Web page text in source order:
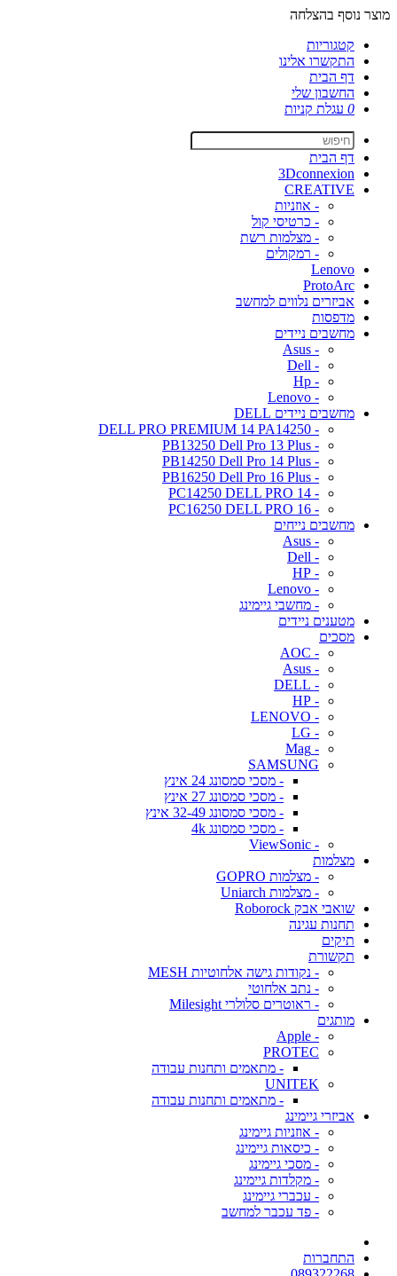
מוצר נוסף בהצלחה
קטגוריות
התקשרו אלינו
דף הבית
החשבון שלי
0 עגלת קניות
דף הבית
3Dconnexion
CREATIVE
- אוזניות
- כרטיסי קול
- מצלמות רשת
- רמקולים
Lenovo
ProtoArc
אביזרים נלווים למחשב
מדפסות
מחשבים ניידים
- Asus
- Dell
- Hp
- Lenovo
מחשבים ניידים DELL
- DELL PRO PREMIUM 14 PA14250
- PB13250 Dell Pro 13 Plus
- PB14250 Dell Pro 14 Plus
- PB16250 Dell Pro 16 Plus
- PC14250 DELL PRO 14
- PC16250 DELL PRO 16
מחשבים נייחים
- Asus
- Dell
- HP
- Lenovo
- מחשבי גיימינג
מטענים ניידים
מסכים
- AOC
- Asus
- DELL
- HP
- LENOVO
- LG
- Mag
SAMSUNG
- מסכי סמסונג 24 אינץ
- מסכי סמסונג 27 אינץ
- מסכי סמסונג 32-49 אינץ
- מסכי סמסונג 4k
- ViewSonic
מצלמות
- מצלמות GOPRO
- מצלמות Uniarch
שואבי אבק Roborock
תחנות עגינה
תיקים
תקשורת
- נקודות גישה אלחוטיות MESH
- נתב אלחוטי
- ראוטרים סלולרי Milesight
מותגים
- Apple
PROTEC
- מתאמים ותחנות עבודה
UNITEK
- מתאמים ותחנות עבודה
אביזרי גיימינג
- אוזניות גיימינג
- כיסאות גיימינג
- מסכי גיימינג
- מקלדות גיימינג
- עכברי גיימינג
- פד עכבר למחשב
התחברות